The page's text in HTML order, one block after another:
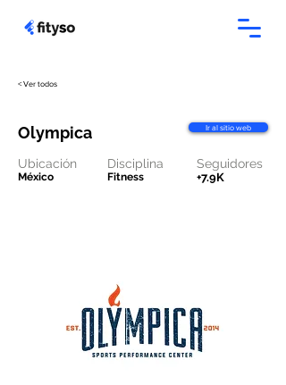
< Ver todos
Olympica Ir al sitio web
Ubicación
México
Disciplina
Fitness
Seguidores
+7.9K